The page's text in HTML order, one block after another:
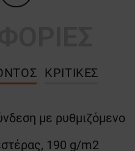
ΚΡΙΤΙΚΈΣ
με ρυθμιζόμενο
190 g/m2